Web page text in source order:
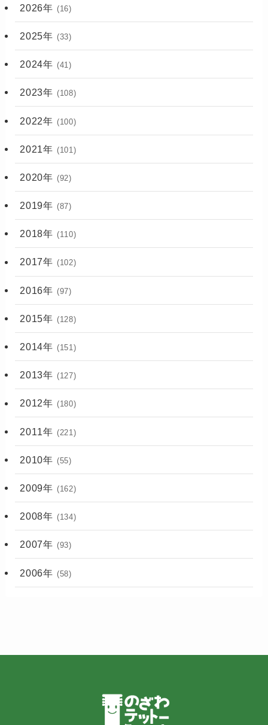
2026年 (16)
2025年 (33)
2024年 (41)
2023年 (108)
2022年 (100)
2021年 (101)
2020年 (92)
2019年 (87)
2018年 (110)
2017年 (102)
2016年 (97)
2015年 (128)
2014年 (151)
2013年 (127)
2012年 (180)
2011年 (221)
2010年 (55)
2009年 (162)
2008年 (134)
2007年 (93)
2006年 (58)